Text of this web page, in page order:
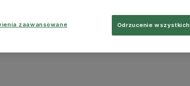
zaawansowane Odrzucenie wszystkich